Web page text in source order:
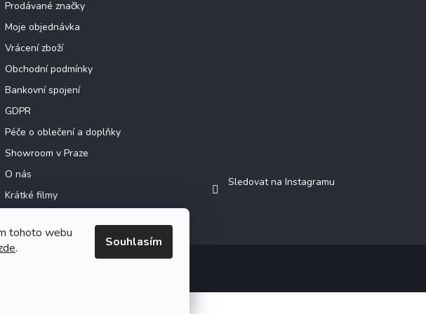
tohoto webu
. Souhlasím
Prodávané značky
Moje objednávka
Vrácení zboží
Obchodní podmínky
Bankovní spojení
GDPR
Péče o oblečení a doplňky
Showroom v Praze
O nás
Krátké filmy
Sledovat na Instagramu